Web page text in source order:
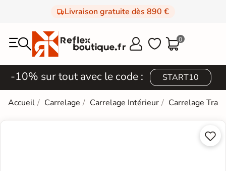
Livraison gratuite dès 890 €
  0
-10% sur tout avec le code : START10
Accueil Carrelage Carrelage Intérieur Carrelage

